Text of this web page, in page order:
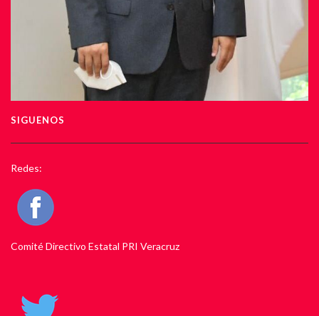
SIGUENOS
Redes:
Comité Directivo Estatal PRI Veracruz